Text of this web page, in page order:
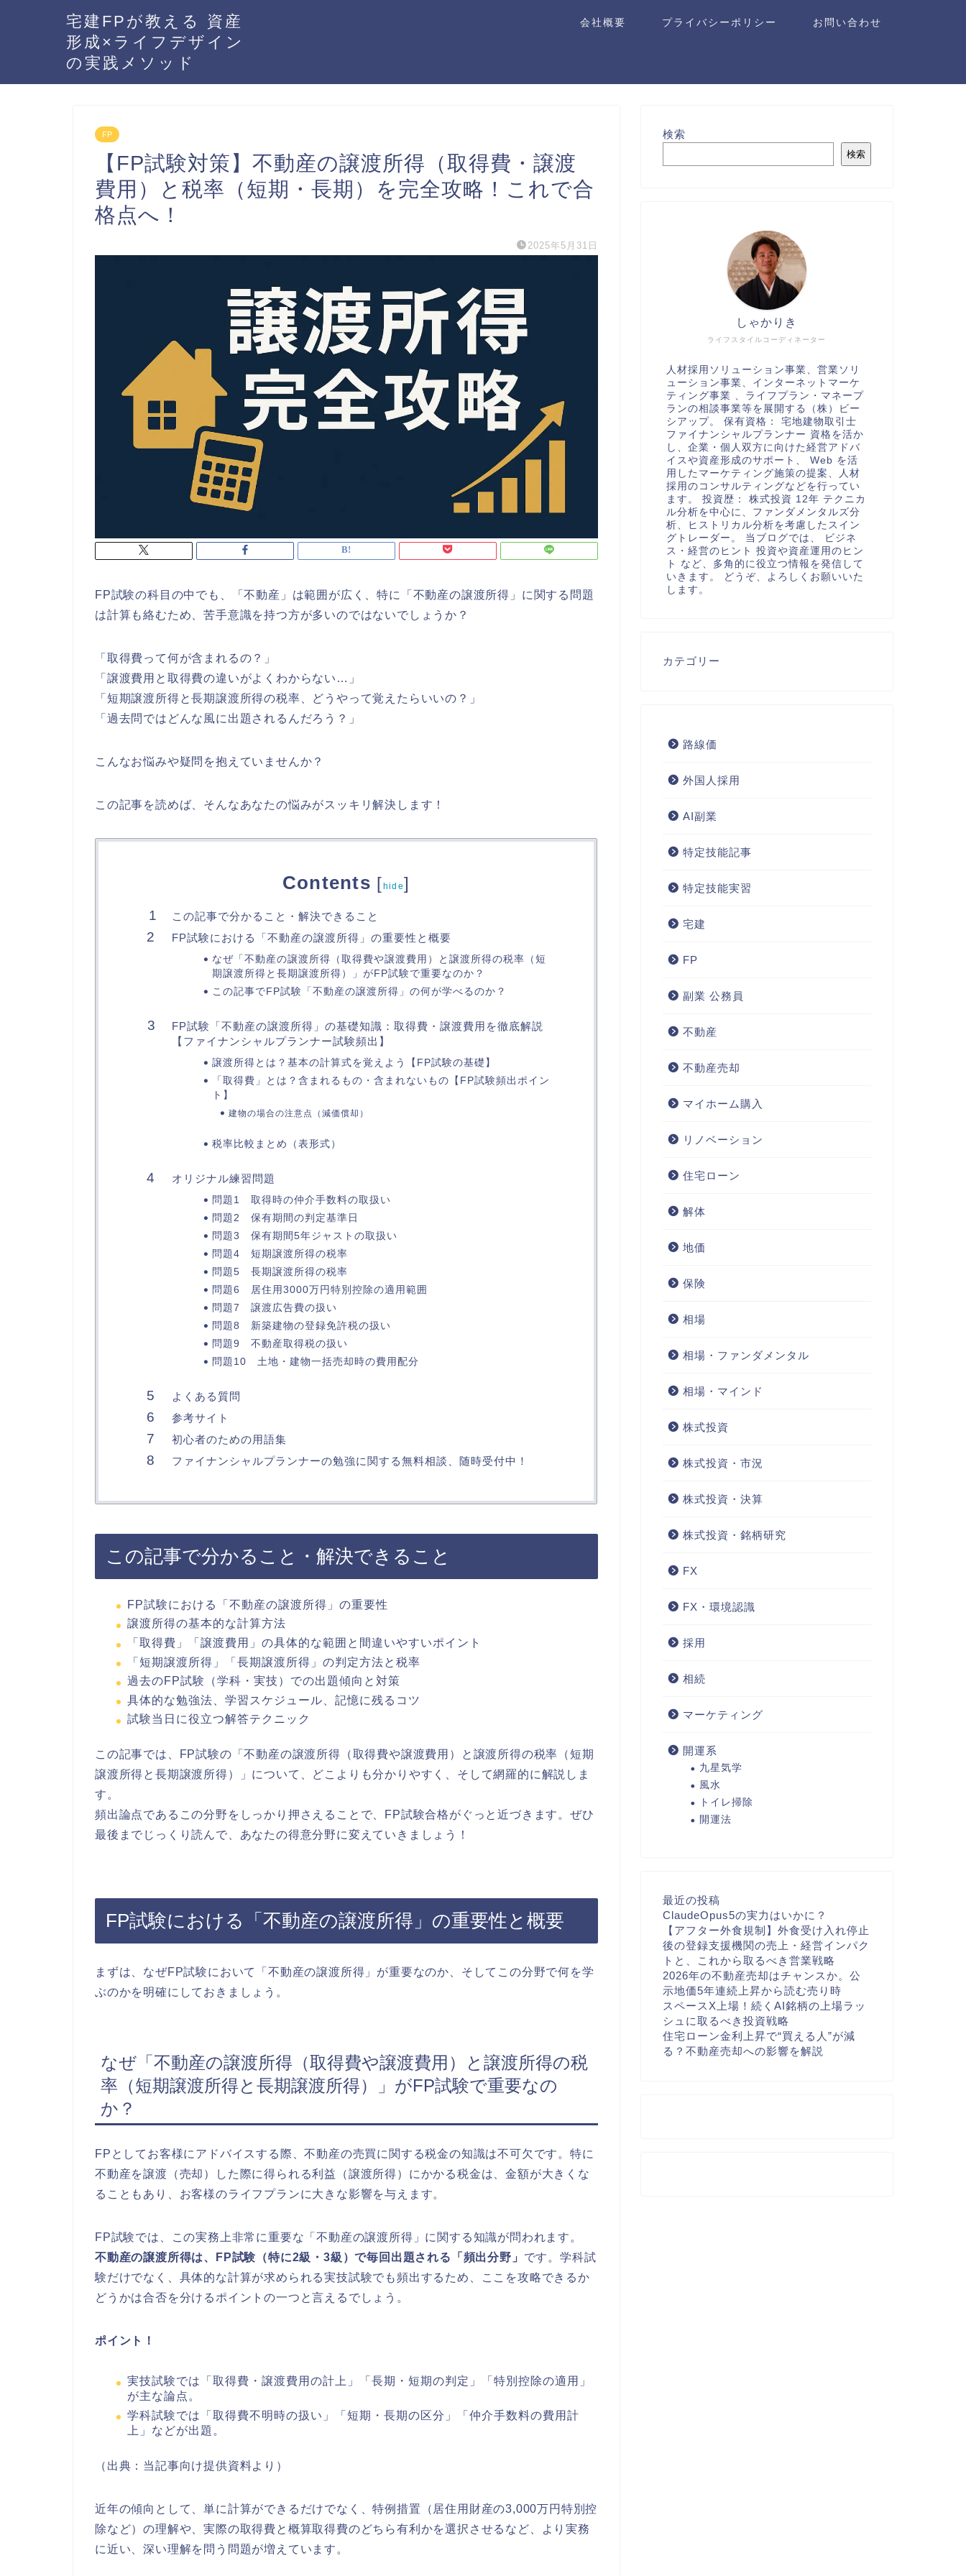
宅建FPが教える 資産
形成×ライフデザイン
の実践メソッド
会社概要 プライバシーポリシー お問い合わせ
FP
【FP試験対策】不動産の譲渡所得（取得費・譲渡
費用）と税率（短期・長期）を完全攻略！これで合
格点へ！
2025年5月31日
FP試験の科目の中でも、「不動産」は範囲が広く、特に「不動産の譲渡所得」に関する問題
は計算も絡むため、苦手意識を持つ方が多いのではないでしょうか？
「取得費って何が含まれるの？」
「譲渡費用と取得費の違いがよくわからない…」
「短期譲渡所得と長期譲渡所得の税率、どうやって覚えたらいいの？」
「過去問ではどんな風に出題されるんだろう？」
こんなお悩みや疑問を抱えていませんか？
この記事を読めば、そんなあなたの悩みがスッキリ解決します！
Contents [hide]
この記事で分かること・解決できること
FP試験における「不動産の譲渡所得」の重要性と概要
なぜ「不動産の譲渡所得（取得費や譲渡費用）と譲渡所得の税率（短
期譲渡所得と長期譲渡所得）」がFP試験で重要なのか？
この記事でFP試験「不動産の譲渡所得」の何が学べるのか？
FP試験「不動産の譲渡所得」の基礎知識：取得費・譲渡費用を徹底解説
【ファイナンシャルプランナー試験頻出】
譲渡所得とは？基本の計算式を覚えよう【FP試験の基礎】
「取得費」とは？含まれるもの・含まれないもの【FP試験頻出ポイン
ト】
建物の場合の注意点（減価償却）
税率比較まとめ（表形式）
オリジナル練習問題
問題1 取得時の仲介手数料の取扱い
問題2 保有期間の判定基準日
問題3 保有期間5年ジャストの取扱い
問題4 短期譲渡所得の税率
問題5 長期譲渡所得の税率
問題6 居住用3000万円特別控除の適用範囲
問題7 譲渡広告費の扱い
問題8 新築建物の登録免許税の扱い
問題9 不動産取得税の扱い
問題10 土地・建物一括売却時の費用配分
よくある質問
参考サイト
初心者のための用語集
ファイナンシャルプランナーの勉強に関する無料相談、随時受付中！
この記事で分かること・解決できること
FP試験における「不動産の譲渡所得」の重要性
譲渡所得の基本的な計算方法
「取得費」「譲渡費用」の具体的な範囲と間違いやすいポイント
「短期譲渡所得」「長期譲渡所得」の判定方法と税率
過去のFP試験（学科・実技）での出題傾向と対策
具体的な勉強法、学習スケジュール、記憶に残るコツ
試験当日に役立つ解答テクニック
この記事では、FP試験の「不動産の譲渡所得（取得費や譲渡費用）と譲渡所得の税率（短期
譲渡所得と長期譲渡所得）」について、どこよりも分かりやすく、そして網羅的に解説しま
す。
頻出論点であるこの分野をしっかり押さえることで、FP試験合格がぐっと近づきます。ぜひ
最後までじっくり読んで、あなたの得意分野に変えていきましょう！
FP試験における「不動産の譲渡所得」の重要性と概要
まずは、なぜFP試験において「不動産の譲渡所得」が重要なのか、そしてこの分野で何を学
ぶのかを明確にしておきましょう。
なぜ「不動産の譲渡所得（取得費や譲渡費用）と譲渡所得の税
率（短期譲渡所得と長期譲渡所得）」がFP試験で重要なの
か？
FPとしてお客様にアドバイスする際、不動産の売買に関する税金の知識は不可欠です。特に
不動産を譲渡（売却）した際に得られる利益（譲渡所得）にかかる税金は、金額が大きくな
ることもあり、お客様のライフプランに大きな影響を与えます。
FP試験では、この実務上非常に重要な「不動産の譲渡所得」に関する知識が問われます。
不動産の譲渡所得は、FP試験（特に2級・3級）で毎回出題される「頻出分野」 です。学科試
験だけでなく、具体的な計算が求められる実技試験でも頻出するため、ここを攻略できるか
どうかは合否を分けるポイントの一つと言えるでしょう。
ポイント！
実技試験では「取得費・譲渡費用の計上」「長期・短期の判定」「特別控除の適用」
が主な論点。
学科試験では「取得費不明時の扱い」「短期・長期の区分」「仲介手数料の費用計
上」などが出題。
（出典：当記事向け提供資料より）
近年の傾向として、単に計算ができるだけでなく、特例措置（居住用財産の3,000万円特別控
除など）の理解や、実際の取得費と概算取得費のどちら有利かを選択させるなど、より実務
に近い、深い理解を問う問題が増えています。
検索
検索
ライフスタイルコーディネーター
しゃかりき
人材採用ソリューション事業、営業ソリ
ューション事業、インターネットマーケ
ティング事業 、ライフプラン・マネープ
ランの相談事業等を展開する（株）ビー
シアップ。 保有資格： 宅地建物取引士
ファイナンシャルプランナー 資格を活か
し、企業・個人双方に向けた経営アドバ
イスや資産形成のサポート、 Web を活
用したマーケティング施策の提案、人材
採用のコンサルティングなどを行ってい
ます。 投資歴： 株式投資 12年 テクニカ
ル分析を中心に、ファンダメンタルズ分
析、ヒストリカル分析を考慮したスイン
グトレーダー。 当ブログでは、 ビジネ
ス・経営のヒント 投資や資産運用のヒン
ト など、多角的に役立つ情報を発信して
いきます。 どうぞ、よろしくお願いいた
します。
カテゴリー
路線価
外国人採用
AI副業
特定技能記事
特定技能実習
宅建
FP
副業 公務員
不動産
不動産売却
マイホーム購入
リノベーション
住宅ローン
解体
地価
保険
相場
相場・ファンダメンタル
相場・マインド
株式投資
株式投資・市況
株式投資・決算
株式投資・銘柄研究
FX
FX・環境認識
採用
相続
マーケティング
開運系
九星気学
風水
トイレ掃除
開運法
最近の投稿
ClaudeOpus5の実力はいかに？
【アフター外食規制】外食受け入れ停止
後の登録支援機関の売上・経営インパク
トと、これから取るべき営業戦略
2026年の不動産売却はチャンスか。公
示地価5年連続上昇から読む売り時
スペースX上場！続くAI銘柄の上場ラッ
シュに取るべき投資戦略
住宅ローン金利上昇で“買える人”が減
る？不動産売却への影響を解説